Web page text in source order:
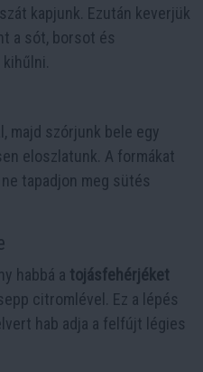
kapjunk. Ezután keverjük
a sót, borsot és
majd szórjunk bele egy
eloszlatunk. A formákat
tapadjon meg sütés
habbá a tojásfehérjéket
citromlével. Ez a lépés
hab adja a felfújt légies